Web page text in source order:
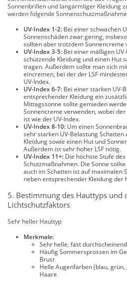
Sonnenbrillen und langärmliger Kleidung
werden folgende
UV-Index 1-2: Bei einer schwachen
Sonnenschäden zwar gering,
sollten aber trotzdem Sonnencreme
UV-Index 3-5: Bei einer mäßigen
schützende Kleidung und einen Hut
tragen. Außerdem sollte man sich
eincremen, bei der der LSF
UV-Index.
UV-Index 6-7: Bei einer starken UV-
entsprechender Kleidung ein
Mittagssonne sollte gemieden
Sonnencreme verwenden, wobei
ist wie der UV-Index.
UV-Index 8-10: Um einen
sehr starken UV-Belastung
Kleidung sowie einen Hut und
Außerdem ist sehr hoher LSF nötig.
UV-Index 11+: Die höchste Stufe
Schutzmaßnahmen. Die Sonne
auch im Schatten ist auf maximalen
neben entsprechender Kleidung der
5. Bestimmung des Hauttyps und
Lichtschutzfaktors
Sehr heller Hauttyp
Merkmale:
Sehr helle, fast
Häufig Sommersprossen im
Brust
Helle Augenfarben (blau,
Haare